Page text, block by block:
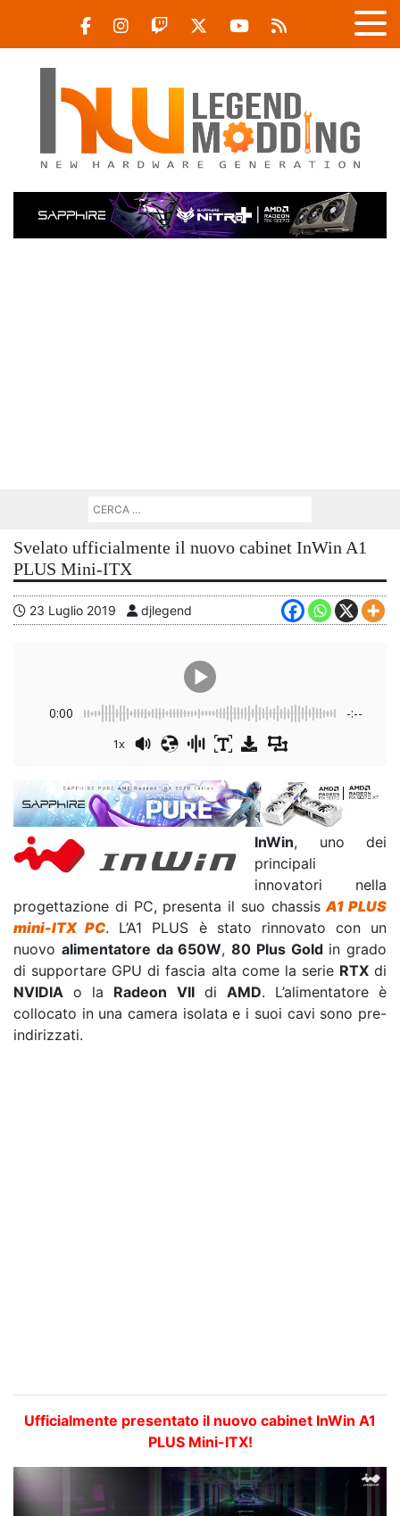
Svelato ufficialmente il nuovo cabinet InWin A1
PLUS Mini-ITX
23 Luglio 2019 djlegend
0:00 -:--
1x
InWin, uno dei
principali
innovatori nella
progettazione di PC, presenta il suo chassisA1 PLUS
mini-ITX PC. L’A1 PLUS è stato rinnovato con un
nuovo alimentatore da 650W, 80 Plus Goldin grado
di supportare GPU di fascia alta come la serie RTXdi
NVIDIA o la Radeon VIIdi AMD. L’alimentatore è
collocato in una camera isolata e i suoi cavi sono pre-
indirizzati.
Ufficialmente presentato il nuovo cabinet InWin A1
PLUS Mini-ITX!